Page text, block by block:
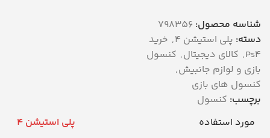
شناسه محصول: 798356
دسته: پلی استیشن 4 , خرید
Ps4
, کالای دیجیتال, کنسول
بازی و لوازم جانبیش,
کنسول های بازی
برچسب: کنسول
مورد استفاده پلی استیشن 4